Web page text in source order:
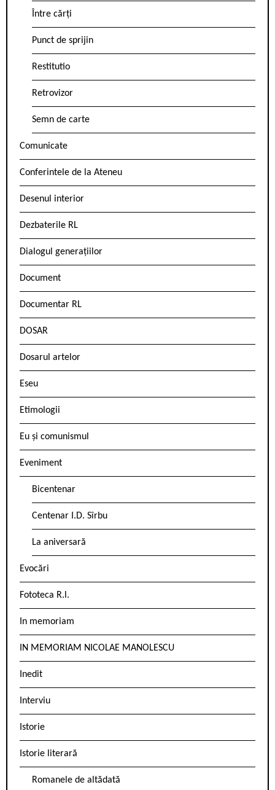
Între cărți
Punct de sprijin
Restitutio
Retrovizor
Semn de carte
Comunicate
Conferintele de la Ateneu
Desenul interior
Dezbaterile RL
Dialogul generațiilor
Document
Documentar RL
DOSAR
Dosarul artelor
Eseu
Etimologii
Eu și comunismul
Eveniment
Bicentenar
Centenar I.D. Sîrbu
La aniversară
Evocări
Fototeca R.l.
In memoriam
IN MEMORIAM NICOLAE MANOLESCU
Inedit
Interviu
Istorie
Istorie literară
Romanele de altădată